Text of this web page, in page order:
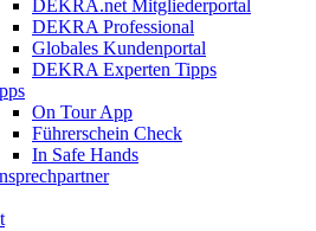
DEKRA.net Mitgliederportal
DEKRA Professional
Globales Kundenportal
DEKRA Experten Tipps
On Tour App
Führerschein Check
In Safe Hands